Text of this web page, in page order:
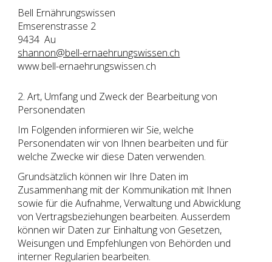
Bell Ernährungswissen
Emserenstrasse 2
9434 Au
shannon@bell-ernaehrungswissen.ch
www.bell-ernaehrungswissen.ch
2. Art, Umfang und Zweck der Bearbeitung von
Personendaten
Im Folgenden informieren wir Sie, welche
Personendaten wir von Ihnen bearbeiten und für
welche Zwecke wir diese Daten verwenden.
Grundsätzlich können wir Ihre Daten im
Zusammenhang mit der Kommunikation mit Ihnen
sowie für die Aufnahme, Verwaltung und Abwicklung
von Vertragsbeziehungen bearbeiten. Ausserdem
können wir Daten zur Einhaltung von Gesetzen,
Weisungen und Empfehlungen von Behörden und
interner Regularien bearbeiten.